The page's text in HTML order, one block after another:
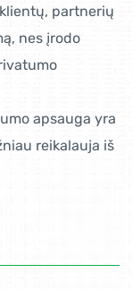
partnerių
nes įrodo
apsauga yra
reikalauja iš